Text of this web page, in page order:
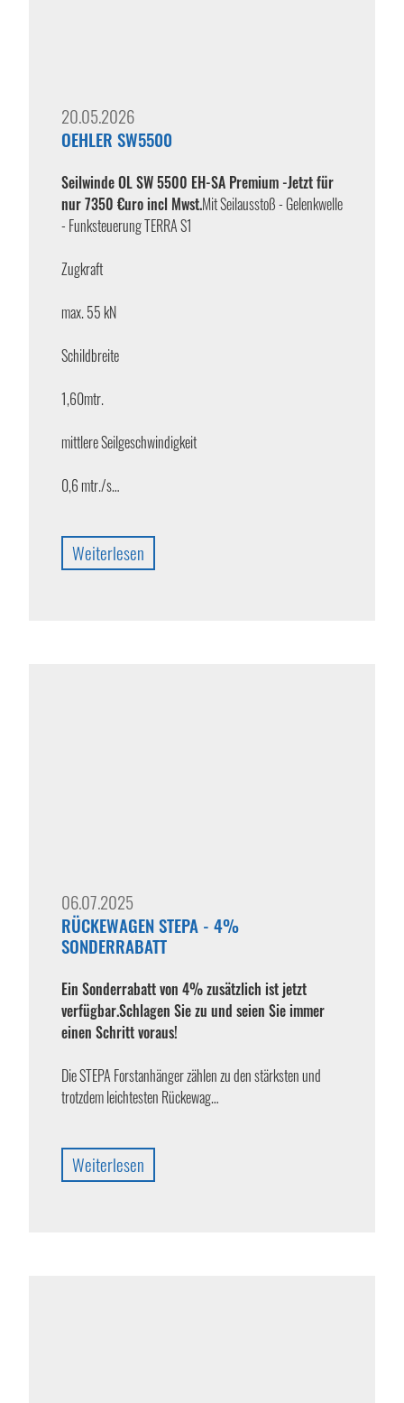
20.05.2026
OEHLER SW5500
Seilwinde OL SW 5500 EH-SA Premium -Jetzt für
nur 7350 €uro incl Mwst.Mit Seilausstoß - Gelenkwelle
- Funksteuerung TERRA S1
Zugkraft
max. 55 kN
Schildbreite
1,60mtr.
mittlere Seilgeschwindigkeit
0,6 mtr./s…
Weiterlesen
06.07.2025
RÜCKEWAGEN STEPA - 4%
SONDERRABATT
Ein Sonderrabatt von 4% zusätzlich ist jetzt
verfügbar.Schlagen Sie zu und seien Sie immer
einen Schritt voraus!
Die STEPA Forstanhänger zählen zu den stärksten und
trotzdem leichtesten Rückewag…
Weiterlesen